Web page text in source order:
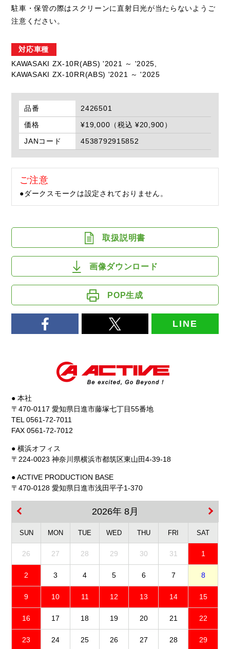
駐車・保管の際はスクリーンに直射日光が当たらないようご
注意ください。
対応車種
KAWASAKI ZX-10R(ABS) '2021 ～ '2025,
KAWASAKI ZX-10RR(ABS) '2021 ～ '2025
品番
2426501
価格
¥19,000（税込 ¥20,900）
JANコード
4538792915852
ご注意
●ダークスモークは設定されておりません。
取扱説明書
画像ダウンロード
POP生成
LINE
● 本社
〒470-0117 愛知県日進市藤塚七丁目55番地
TEL 0561-72-7011
FAX 0561-72-7012
● 横浜オフィス
〒224-0023 神奈川県横浜市都筑区東山田4-39-18
● ACTIVE PRODUCTION BASE
〒470-0128 愛知県日進市浅田平子1-370
2026年 8月
SUN MON TUE WED THU FRI SAT
26 27 28 29 30 31 1
2 3 4 5 6 7 8
9 10 11 12 13 14 15
16 17 18 19 20 21 22
23 24 25 26 27 28 29